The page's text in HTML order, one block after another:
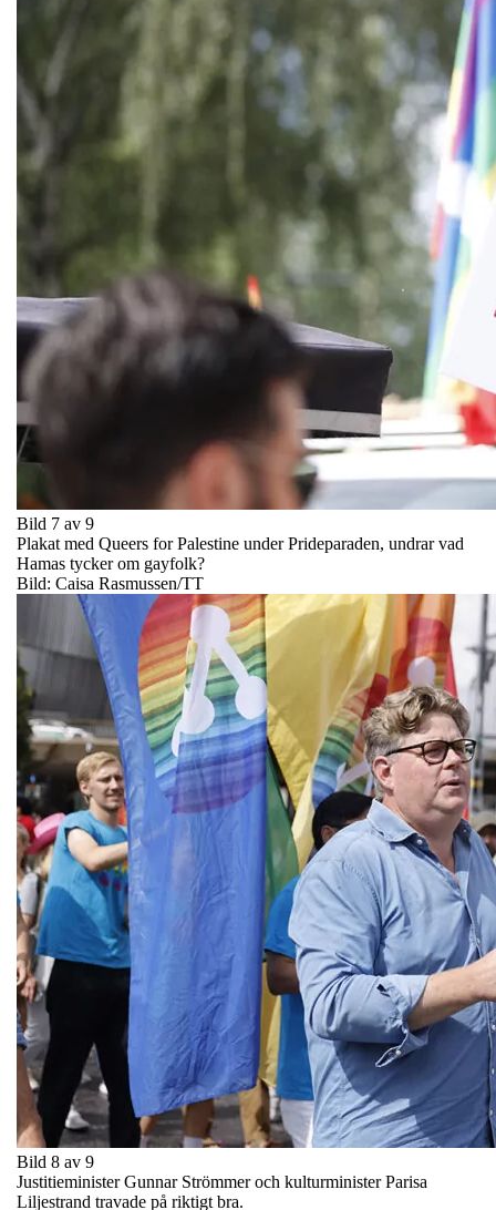
Bild 7 av 9
Plakat med Queers for Palestine under Prideparaden, undrar vad
Hamas tycker om gayfolk?
Bild: Caisa Rasmussen/TT
Bild 8 av 9
Justitieminister Gunnar Strömmer och kulturminister Parisa
Liljestrand travade på riktigt bra.